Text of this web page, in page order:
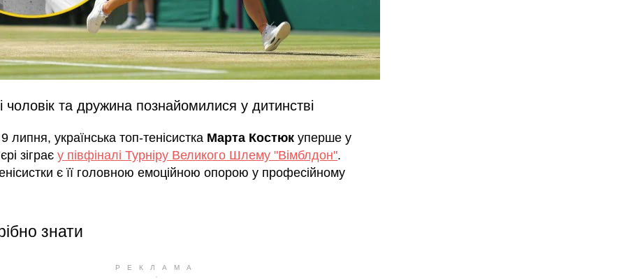
чоловік та дружина познайомилися у дитинстві
липня, українська топ-тенісистка Марта Костюк уперше у
зіграє у півфіналі Турніру Великого Шлему "Вімблдон".
є її головною емоційною опорою у професійному
знати